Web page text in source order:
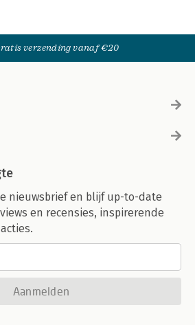
verzending vanaf €20
nieuwsbrief en blijf up-to-date
en recensies, inspirerende
Aanmelden